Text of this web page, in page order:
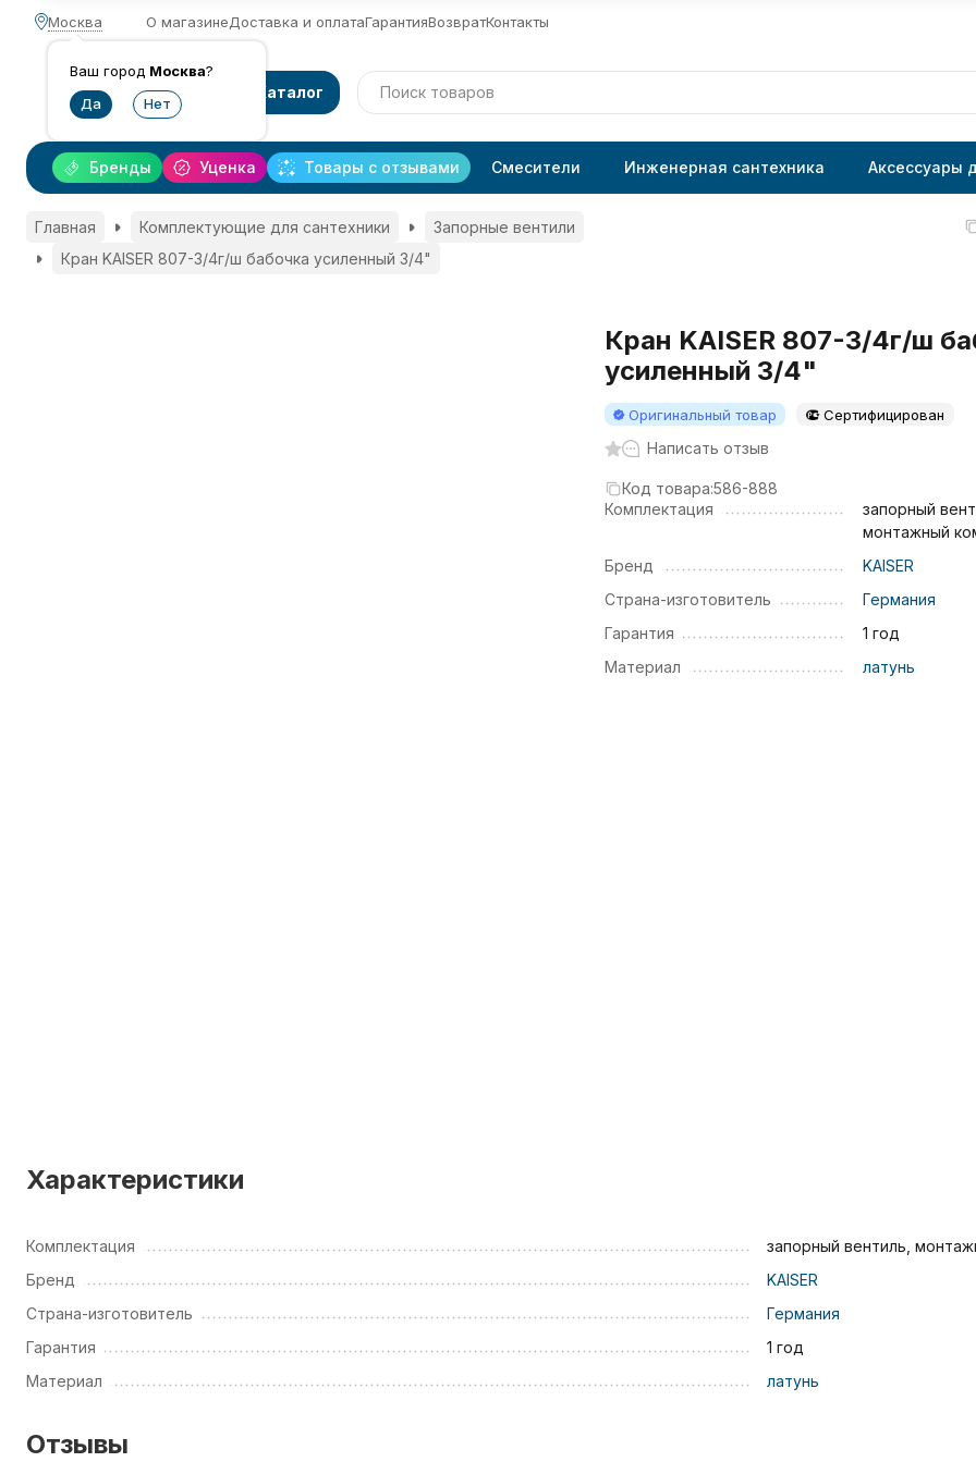
Москва
Ваш город Москва?
О магазинеДоставка и оплатаГарантияВозвратКонтакты
Каталог
Уценка Товары с отзывами
Бренды Смесители Инженерная сантехника Аксессуары
Главная Комплектующие для сантехники
Запорные вентили
Кран KAISER 807-3/4г/ш бабочка усиленный 3/4"
Кран KAISER 807-3/4г/ш
усиленный 3/4"
Оригинальный товар Сертифицирован
Написать отзыв
Код товара:586-888
Комплектация
запорный
монтажный
Бренд
KAISER
Страна-изготовитель
Германия
Гарантия
1 год
Материал
латунь
Характеристики
Комплектация
запорный вентиль,
Бренд
KAISER
Страна-изготовитель
Германия
Гарантия
1 год
Материал
латунь
Отзывы